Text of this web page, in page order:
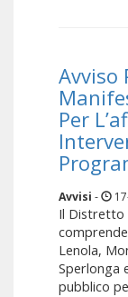
Avviso
Per
Avvisi -
Il Distretto
Lenola,
Sperlonga
pubblico